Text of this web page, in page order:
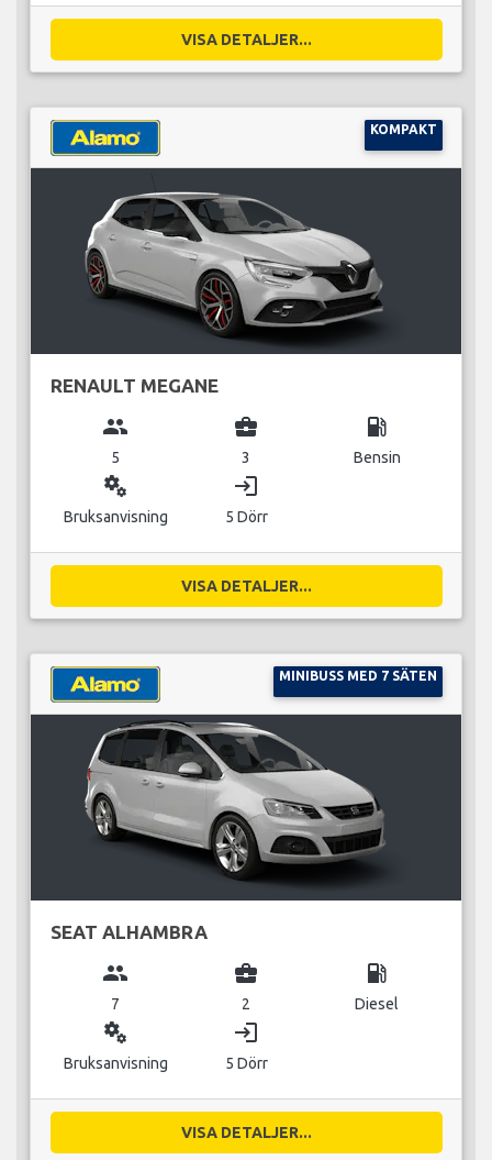
VISA DETALJER...
KOMPAKT
RENAULT MEGANE
group
5
business_center
3
local_gas_station
Bensin
miscellaneous_services
Bruksanvisning
login
5 Dörr
VISA DETALJER...
MINIBUSS MED 7 SÄTEN
SEAT ALHAMBRA
group
7
business_center
2
local_gas_station
Diesel
miscellaneous_services
Bruksanvisning
login
5 Dörr
VISA DETALJER...